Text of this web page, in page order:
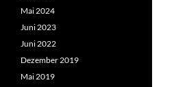
Mai 2024
Juni 2023
Juni 2022
Dezember 2019
Mai 2019